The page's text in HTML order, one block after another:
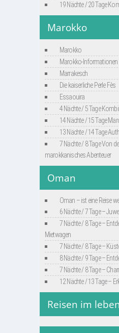
19 Nächte / 20 Tage
Marokko
Marokko
Marokko-Informationen
Marrakesch
Die kaiserliche Perle Fès
Essaouira
4 Nächte / 5 Tage
14 Nächte / 15 Tage
13 Nächte / 14 Tage
7 Nächte / 8 Tage Von
marokkanisches Abenteuer
Oman
Oman – ist eine Reise
6 Nächte / 7 Tage –
7 Nächte / 8 Tage –
Mietwagen
7 Nächte / 8 Tage –
8 Nächte / 9 Tage –
7 Nächte / 8 Tage –
12 Nächte / 13 Tage –
Reisen im